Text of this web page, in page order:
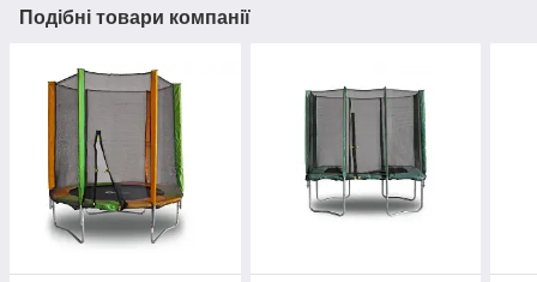
Подібні товари компанії